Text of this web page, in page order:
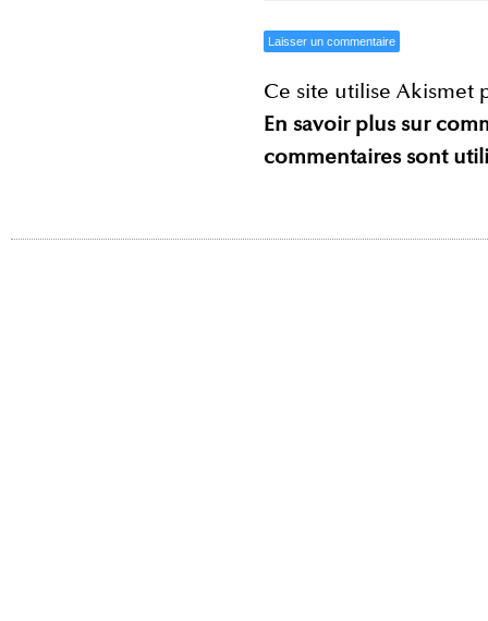
Ce site utilise Akismet
En savoir plus sur
commentaires sont